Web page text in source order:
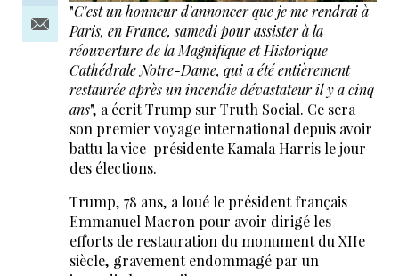
"C'est un honneur d'annoncer que je me rendrai à
Paris, en France, samedi pour assister à la
réouverture de la Magnifique et Historique
Cathédrale Notre-Dame, qui a été entièrement
restaurée après un incendie dévastateur il y a cinq
ans", a écrit Trump sur Truth Social. Ce sera
son premier voyage international depuis avoir
battu la vice-présidente Kamala Harris le jour
des élections.
Trump, 78 ans, a loué le président français
Emmanuel Macron pour avoir dirigé les
efforts de restauration du monument du XIIe
siècle, gravement endommagé par un